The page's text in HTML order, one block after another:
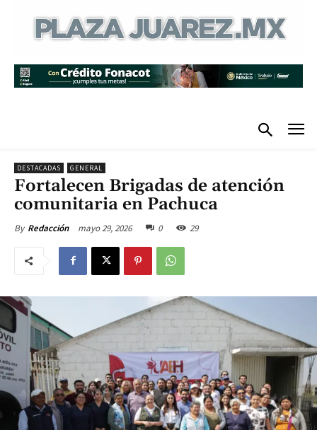
DESTACADAS GENERAL
Fortalecen Brigadas de atención
comunitaria en Pachuca
By Redacción mayo 29, 2026 0 29